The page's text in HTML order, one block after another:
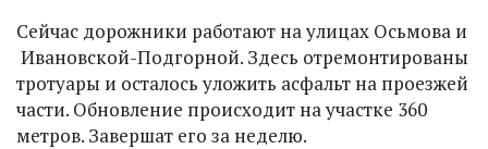
Сейчас дорожники работают на улицах Осьмова и
Ивановской-Подгорной. Здесь отремонтированы
тротуары и осталось уложить асфальт на проезжей
части. Обновление происходит на участке 360
метров. Завершат его за неделю.